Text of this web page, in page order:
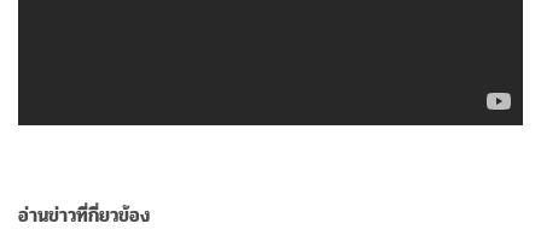
อ่านข่าวที่กี่ยวข้อง